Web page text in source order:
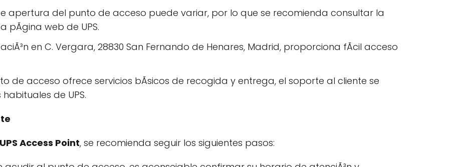
apertura del punto de acceso puede variar, por lo que se recomienda consultar la
pÃgina web de UPS.
en C. Vergara, 28830 San Fernando de Henares, Madrid, proporciona fÃcil acceso
de acceso ofrece servicios bÃsicos de recogida y entrega, el soporte al cliente se
de UPS.
UPS Access Point, se recomienda seguir los siguientes pasos: